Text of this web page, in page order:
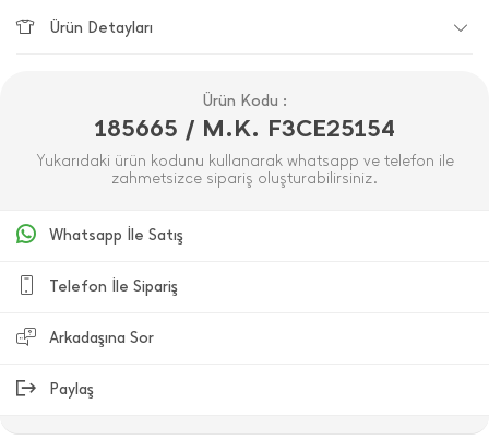
Ürün Detayları
Ürün Kodu :
185665 / M.K. F3CE25154
Yukarıdaki ürün kodunu kullanarak whatsapp ve telefon ile
zahmetsizce sipariş oluşturabilirsiniz.
Whatsapp İle Satış
Telefon İle Sipariş
Arkadaşına Sor
Paylaş